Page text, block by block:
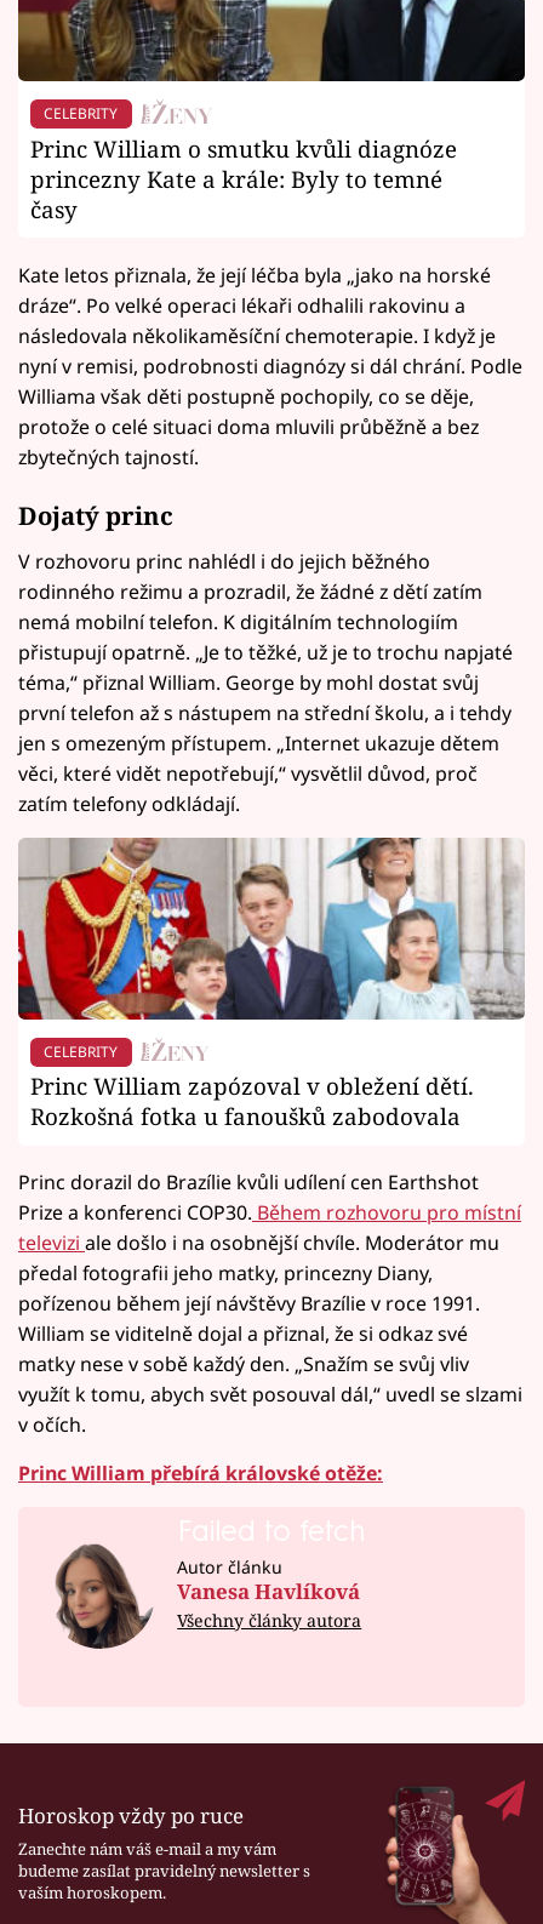
CELEBRITY
Princ William o smutku kvůli diagnóze
princezny Kate a krále: Byly to temné
časy
Kate letos přiznala, že její léčba byla „jako na horské
dráze“. Po velké operaci lékaři odhalili rakovinu a
následovala několikaměsíční chemoterapie. I když je
nyní v remisi, podrobnosti diagnózy si dál chrání. Podle
Williama však děti postupně pochopily, co se děje,
protože o celé situaci doma mluvili průběžně a bez
zbytečných tajností.
Dojatý princ
V rozhovoru princ nahlédl i do jejich běžného
rodinného režimu a prozradil, že žádné z dětí zatím
nemá mobilní telefon. K digitálním technologiím
přistupují opatrně. „Je to těžké, už je to trochu napjaté
téma,“ přiznal William. George by mohl dostat svůj
první telefon až s nástupem na střední školu, a i tehdy
jen s omezeným přístupem. „Internet ukazuje dětem
věci, které vidět nepotřebují,“ vysvětlil důvod, proč
zatím telefony odkládají.
CELEBRITY
Princ William zapózoval v obležení dětí.
Rozkošná fotka u fanoušků zabodovala
Princ dorazil do Brazílie kvůli udílení cen Earthshot
Prize a konferenci COP30. Během rozhovoru pro místní
televizi ale došlo i na osobnější chvíle. Moderátor mu
předal fotografii jeho matky, princezny Diany,
pořízenou během její návštěvy Brazílie v roce 1991.
William se viditelně dojal a přiznal, že si odkaz své
matky nese v sobě každý den. „Snažím se svůj vliv
využít k tomu, abych svět posouval dál,“ uvedl se slzami
v očích.
Princ William přebírá královské otěže:
Failed to fetch
Autor článku
Vanesa Havlíková
Všechny články autora
Horoskop vždy po ruce
Zanechte nám váš e-mail a my vám
budeme zasílat pravidelný newsletter s
vaším horoskopem.